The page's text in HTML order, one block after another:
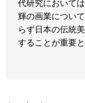
代研究において
輝の画業につい
らず日本の伝統
することが重要と